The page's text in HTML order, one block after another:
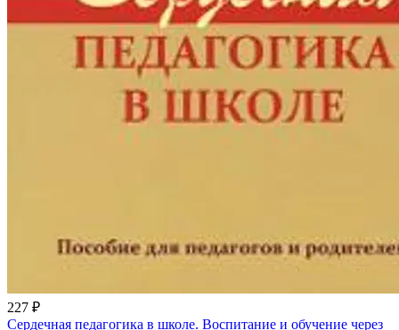
227 ₽
Сердечная педагогика в школе. Воспитание и обучение через